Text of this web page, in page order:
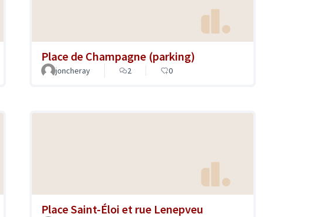
Place de Champagne (parking)
joncheray 2 0
Place Saint-Éloi et rue Lenepveu